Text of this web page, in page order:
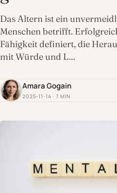
Das Altern ist ein
Menschen betrifft.
Fähigkeit definiert, die
mit Würde und L…
Amara Gogain
2025-11-14 · 7 MIN